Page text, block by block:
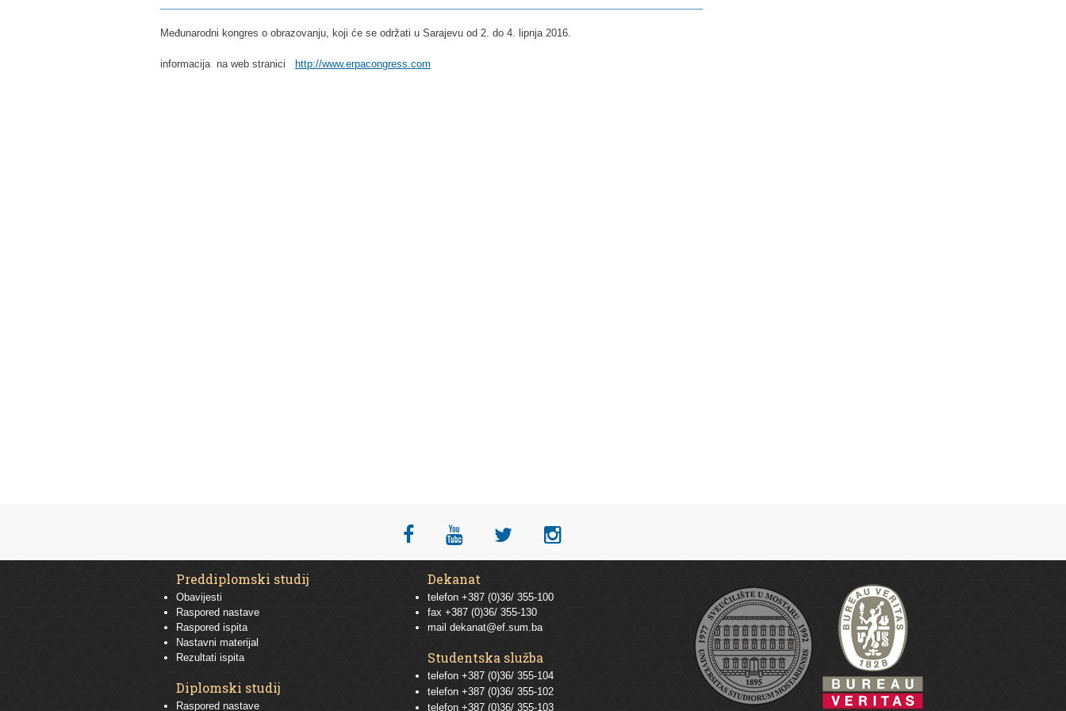
Međunarodni kongres o obrazovanju, koji će se održati u Sarajevu od 2. do 4. lipnja 2016.
informacija na web stranici http://www.erpacongress.com
Preddiplomski studij
Obavijesti
Raspored nastave
Raspored ispita
Nastavni materijal
Rezultati ispita
Diplomski studij
Raspored nastave
Dekanat
telefon +387 (0)36/ 355-100
fax +387 (0)36/ 355-130
mail dekanat@ef.sum.ba
Studentska služba
telefon +387 (0)36/ 355-104
telefon +387 (0)36/ 355-102
telefon +387 (0)36/ 355-103